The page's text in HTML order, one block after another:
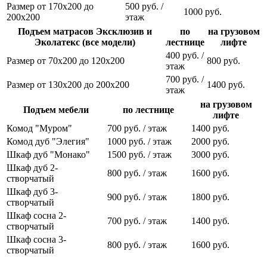
Размер от 170х200 до
200х200
500 руб. /
этаж
1000 руб.
Подъем матрасов Эксклюзив и
Эколатекс (все модели)
по
лестнице
на грузовом
лифте
Размер от 70х200 до 120х200
400 руб. /
этаж
800 руб.
Размер от 130х200 до 200х200
700 руб. /
этаж
1400 руб.
Подъем мебели по лестнице
на грузовом
лифте
Комод "Муром"
700 руб. / этаж
1400 руб.
Комод дуб "Элегия"
1000 руб. / этаж
2000 руб.
Шкаф дуб "Монако"
1500 руб. / этаж
3000 руб.
Шкаф дуб 2-
створчатый
800 руб. / этаж
1600 руб.
Шкаф дуб 3-
створчатый
900 руб. / этаж
1800 руб.
Шкаф сосна 2-
створчатый
700 руб. / этаж
1400 руб.
Шкаф сосна 3-
створчатый
800 руб. / этаж 1600 руб.